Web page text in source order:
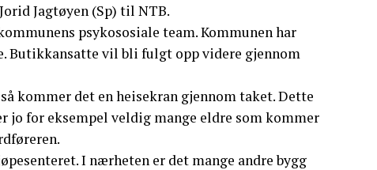
Jagtøyen (Sp) til NTB.
psykososiale team. Kommunen har
Butikkansatte vil bli fulgt opp videre gjennom
kommer det en heisekran gjennom taket. Dette
for eksempel veldig mange eldre som kommer
I nærheten er det mange andre bygg